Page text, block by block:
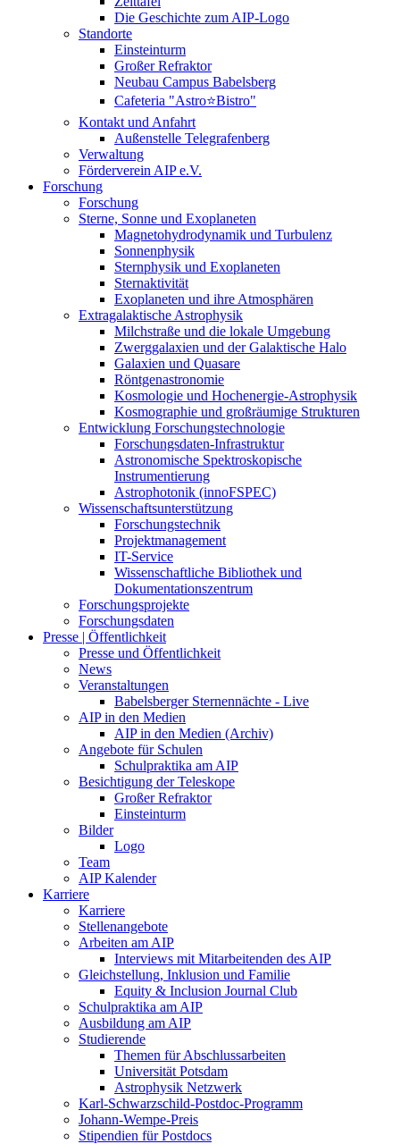
Die Geschichte zum AIP-Logo
Standorte
Einsteinturm
Großer Refraktor
Neubau Campus Babelsberg
Cafeteria "Astro⭐Bistro"
Kontakt und Anfahrt
Außenstelle Telegrafenberg
Verwaltung
Förderverein AIP e.V.
Forschung
Forschung
Sterne, Sonne und Exoplaneten
Magnetohydrodynamik und Turbulenz
Sonnenphysik
Sternphysik und Exoplaneten
Sternaktivität
Exoplaneten und ihre Atmosphären
Extragalaktische Astrophysik
Milchstraße und die lokale Umgebung
Zwerggalaxien und der Galaktische Halo
Galaxien und Quasare
Röntgenastronomie
Kosmologie und Hochenergie-Astrophysik
Kosmographie und großräumige Strukturen
Entwicklung Forschungstechnologie
Forschungsdaten-Infrastruktur
Astronomische Spektroskopische
Instrumentierung
Astrophotonik (innoFSPEC)
Wissenschaftsunterstützung
Forschungstechnik
Projektmanagement
IT-Service
Wissenschaftliche Bibliothek und
Dokumentationszentrum
Forschungsprojekte
Forschungsdaten
Presse | Öffentlichkeit
Presse und Öffentlichkeit
News
Veranstaltungen
Babelsberger Sternennächte - Live
AIP in den Medien
AIP in den Medien (Archiv)
Angebote für Schulen
Schulpraktika am AIP
Besichtigung der Teleskope
Großer Refraktor
Einsteinturm
Bilder
Logo
Team
AIP Kalender
Karriere
Karriere
Stellenangebote
Arbeiten am AIP
Interviews mit Mitarbeitenden des AIP
Gleichstellung, Inklusion und Familie
Equity & Inclusion Journal Club
Schulpraktika am AIP
Ausbildung am AIP
Studierende
Themen für Abschlussarbeiten
Universität Potsdam
Astrophysik Netzwerk
Karl-Schwarzschild-Postdoc-Programm
Johann-Wempe-Preis
Stipendien für Postdocs